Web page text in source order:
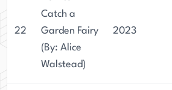
22
Catch a
Garden Fairy
(By: Alice
Walstead)
2023